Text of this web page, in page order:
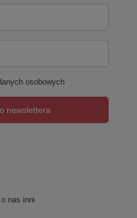
osobowych
newslettera
nas inni